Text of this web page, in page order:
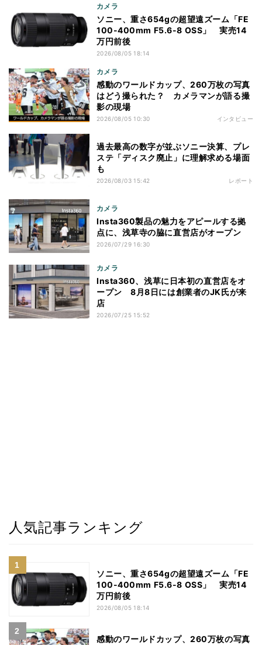
カメラ
ソニー、重さ654gの超望遠ズーム「FE
100-400mm F5.6-8 OSS」 実売14
万円前後
2026/08/05 18:14
カメラ
感動のワールドカップ、260万枚の写真
はどう撮られた？ カメラマンが語る撮
影の現場
2026/08/05 10:30 インタビュー
過去最高の数字が並ぶソニー決算、プレ
ステ「ディスク廃止」に理解求める場面
も
2026/08/03 15:42 レポート
カメラ
Insta360製品の魅力をアピールする拠
点に、浅草寺の脇に直営店がオープン
2026/07/29 16:30
カメラ
Insta360、浅草に日本初の直営店をオ
ープン 8月8日には創業者のJK氏が来
店
2026/07/25 15:52
人気記事ランキング
ソニー、重さ654gの超望遠ズーム「FE
100-400mm F5.6-8 OSS」 実売14
万円前後
2026/08/05 18:14
感動のワールドカップ、260万枚の写真